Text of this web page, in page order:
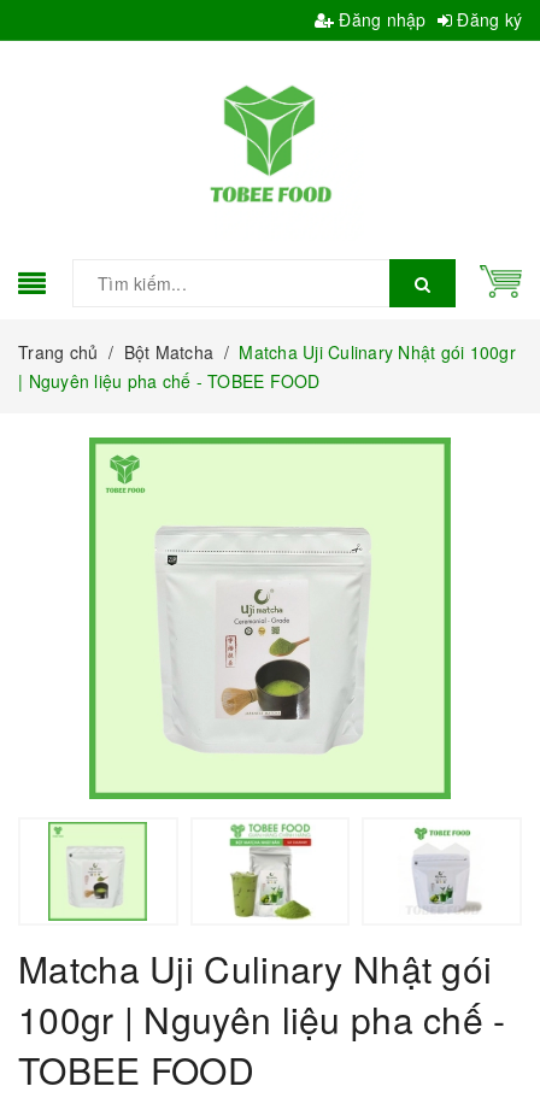
Đăng nhập Đăng ký
Trang chủ / Bột Matcha / Matcha Uji Culinary Nhật gói 100gr
| Nguyên liệu pha chế - TOBEE FOOD
Matcha Uji Culinary Nhật gói
100gr | Nguyên liệu pha chế -
TOBEE FOOD